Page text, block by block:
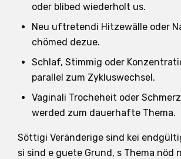
oder blibed wiederholt us.
Neu uftretendi Hitzewälle oder
chömed dezue.
Schlaf, Stimmig oder
parallel zum Zykluswechsel.
Vaginali Trocheheit oder
werded zum dauerhafte Thema.
Söttigi Veränderige sind kei
si sind e guete Grund, s Thema nöd